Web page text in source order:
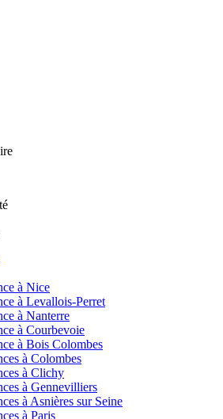
à Nice
à Levallois-Perret
à Nanterre
à Courbevoie
à Bois Colombes
à Colombes
à Clichy
à Gennevilliers
à Asnières sur Seine
à Paris